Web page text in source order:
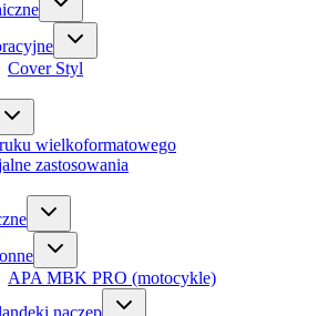
Cover Styl
wielkoformatowego
zastosowania
APA MBK PRO (motocykle)
naczep